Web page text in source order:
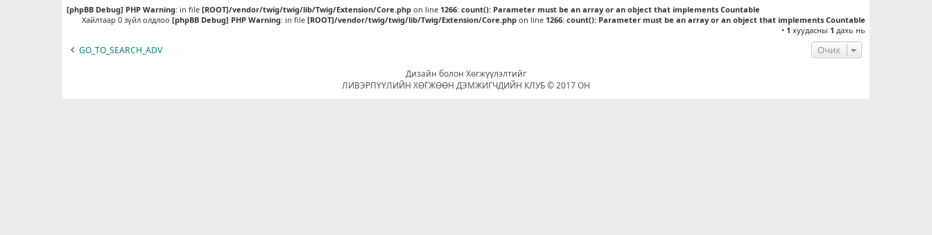
[phpBB Debug] PHP Warning: in file [ROOT]/vendor/twig/twig/lib/Twig/Extension/Core.php on line 1266: count(): Parameter must be an array or an object that implements Countable
Хайлтаар 0 зүйл олдлоо [phpBB Debug] PHP Warning: in file [ROOT]/vendor/twig/twig/lib/Twig/Extension/Core.php on line 1266: count(): Parameter must be an array or an object that implements Countable
• 1 хуудасны 1 дахь нь
GO_TO_SEARCH_ADV Очих
Дизайн болон Хөгжүүлэлтийг
ЛИВЭРПҮҮЛИЙН ХӨГЖӨӨН ДЭМЖИГЧДИЙН КЛУБ © 2017 ОН